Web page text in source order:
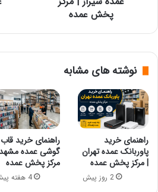
پخش عمده
نوشته های مشابه
راهنمای خرید
پاوربانک عمده تهران
| مرکز پخش عمده
2 روز پیش
راهنمای خرید قاب
گوشی عمده
مرکز پخش عمده
4 هفته پیش